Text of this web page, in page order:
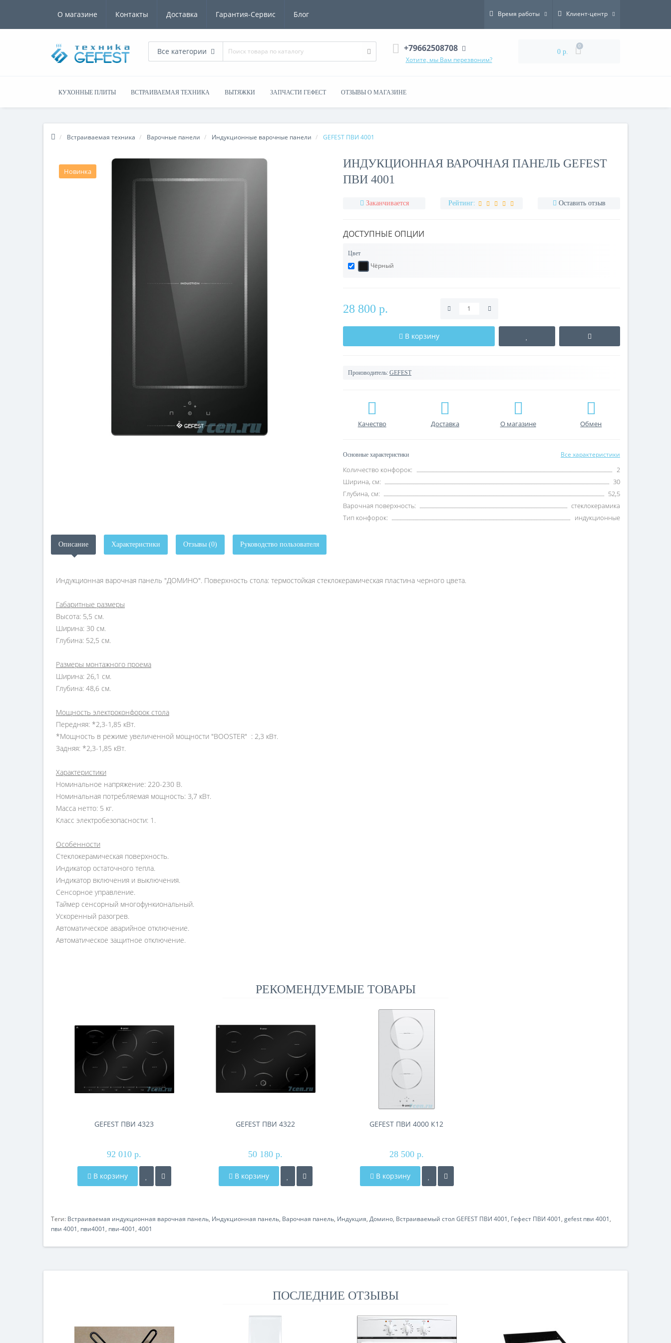
О магазине Контакты Доставка Гарантия-Сервис Блог Время работы Клиент-центр
Все категории +79662508708
Хотите, мы Вам перезвоним?
0 р.
0
КУХОННЫЕ ПЛИТЫ ВСТРАИВАЕМАЯ ТЕХНИКА ВЫТЯЖКИ ЗАПЧАСТИ ГЕФЕСТ ОТЗЫВЫ О МАГАЗИНЕ
Встраиваемая техника Варочные панели Индукционные варочные панели GEFEST ПВИ 4001
Новинка
ИНДУКЦИОННАЯ ВАРОЧНАЯ ПАНЕЛЬ GEFEST
ПВИ 4001
Заканчивается Рейтинг: Оставить отзыв
ДОСТУПНЫЕ ОПЦИИ
Цвет
Чёрный
28 800 р.
В корзину
Производитель: GEFEST
Качество Доставка О магазине Обмен
Основные характеристики Все характеристики
Количество конфорок:
2
Ширина, см:
30
Глубина, см:
52,5
Варочная поверхность:
стеклокерамика
Тип конфорок:
индукционные
Описание Характеристики Отзывы (0) Руководство пользователя
Индукционная варочная панель "ДОМИНО". Поверхность стола: термостойкая стеклокерамическая пластина черного цвета.
Габаритные размеры
Высота: 5,5 см.
Ширина: 30 см.
Глубина: 52,5 см.
Размеры монтажного проема
Ширина: 26,1 см.
Глубина: 48,6 см.
Мощность электроконфорок стола
Передняя: *2,3-1,85 кВт.
*Мощность в режиме увеличенной мощности "BOOSTER" : 2,3 кВт.
Задняя: *2,3-1,85 кВт.
Характеристики
Номинальное напряжение: 220-230 В.
Номинальная потребляемая мощность: 3,7 кВт.
Масса нетто: 5 кг.
Класс электробезопасности: 1.
Особенности
Стеклокерамическая поверхность.
Индикатор остаточного тепла.
Индикатор включения и выключения.
Сенсорное управление.
Таймер сенсорный многофункиональный.
Ускоренный разогрев.
Автоматическое аварийное отключение.
Автоматическое защитное отключение.
РЕКОМЕНДУЕМЫЕ ТОВАРЫ
GEFEST ПВИ 4323
92 010 р.
В корзину
GEFEST ПВИ 4322
50 180 р.
В корзину
GEFEST ПВИ 4000 К12
28 500 р.
В корзину
Теги: Встраиваемая индукционная варочная панель, Индукционная панель, Варочная панель, Индукция, Домино, Встраиваемый стол GEFEST ПВИ 4001, Гефест ПВИ 4001, gefest пви 4001,
пви 4001, пви4001, пви-4001, 4001
ПОСЛЕДНИЕ ОТЗЫВЫ